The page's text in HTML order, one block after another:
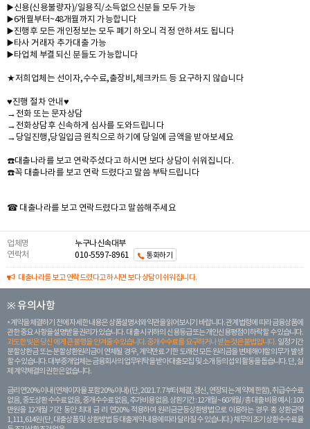
▶️신용(신용불량자)/일용직/소득없으신분들 모두 가능
▶️6개월부터~48개월까지 가능합니다
▶️진행후 모든 개인정보는 모두 폐기 하오니 걱정 안하셔도 됩니다
▶️타사 거래자 추가대출 가능
▶️타업체 부결되신 분들도 가능합니다
★저희업체는 선이자,수수료,출장비,체크카드 등 요구하지 않습니다
♥️진행 절차 안내♥️
→전화 또는 문자상담
→전화상담후 신속하게 심사를 도와드립니다
→당일진행,당일입금 원칙으로 하기에 당일에 금액을 받아보세요
☎️대출나라를 보고 연락주셨다고 하시면 보다 상담이 쉬워집니다.
☎️꼭 대출나라를 보고 연락 드렸다고 말씀 부탁드립니다
☎ 대출나라를 보고 연락드렸다고 말씀해주세요
업체명
누구나신속대부
연락처
010-5597-8961 통화하기
대출나라를 보고 연락드렸다고 하시면 보다 상담이 쉬워집니다.
※ 유의사항
계약을 체결하기 전에 자세한 내용은 상품설명서와 약관을 읽어보시기 바랍니다. 관계 법령에 따라 금융상품에
관한 중요 사항을 설명받을 권리가 있습니다. 대 출 시 귀하의 신용등급 또는 개인신용평점이 하락할 수 있습니다.
과도한 빚은 당신 에게 큰 불행을 안겨줄 수 있습니다. 중개수수료를 요구하거나 받는 것은 불법입니다. 일정 기간
분할상환금 또는 분할상환원리금이 연체될 경우, 계약만료 기한 도래전 모든 원리금을 변제해야할 의무가 발생
할 수 있습니다. 대부중개업체는 금융회사의 업무위탁을 받아 대출모집 및 소개 등의 섭외 활동을 돕습니다. 단, 실
제 계약체결의 권한은 없습니다.
금리 연20% 이내 (연체이자율 포함 20% 이내) (단, 2021. 7. 7부터 체결, 갱신, 연장되는 계 약에 한함), 취급수수료
없음, 중도상환 수수료 없음, 중개수수료 없음, 추가비용 없음. 상환기간 : 12개월 ~ 60개월 / 총 대출 비용 예시 : 100
만원을 12개월 기간 동안 최대 금 리 연20% 적용하여 원리금균등상환방법으로 이용하는 경우 총 상환금액
1,111,614원 (단, 대출상품 및 상환방법 등 대출계약 내용에 따라 달라질 수 있습니다.) 채무의 조기 상환수수료율